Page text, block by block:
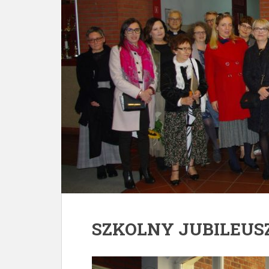
SZKOLNY